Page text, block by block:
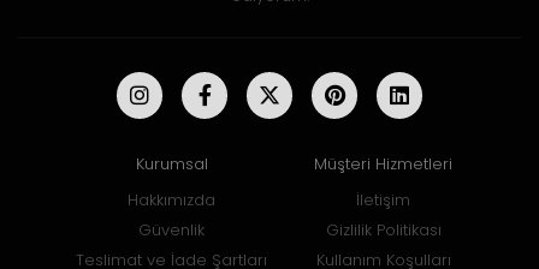
Kurumsal
Hakkımızda
Güvenlik
Teslimat ve İade Şartları
Müşteri Hizmetleri
İletişim
Gizlilik Politikası
Kullanım Koşulları